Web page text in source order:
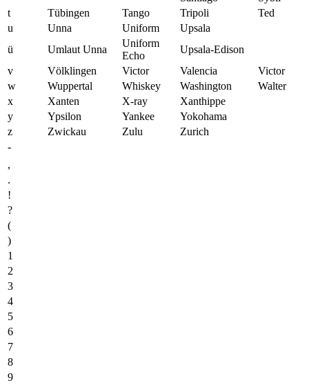
t
Tübingen Tango Tripoli
Ted
u
Unna Uniform
Upsala
ü
Umlaut Unna
Uniform
Echo
Upsala-Edison
v
Völklingen Victor Valencia
Victor
w
Wuppertal Whiskey Washington
Walter
x
Xanten X-ray
Xanthippe
y
Ypsilon Yankee
Yokohama
z
Zwickau Zulu
Zurich
-
,
.
!
?
(
)
1
2
3
4
5
6
7
8
9